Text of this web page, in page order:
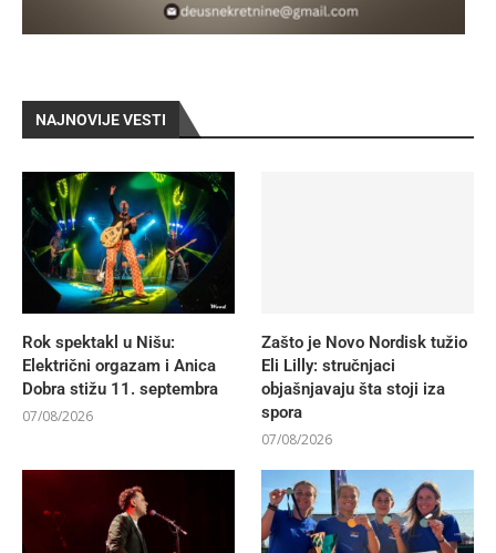
NAJNOVIJE VESTI
Rok spektakl u Nišu:
Električni orgazam i Anica
Dobra stižu 11. septembra
07/08/2026
Zašto je Novo Nordisk tužio
Eli Lilly: stručnjaci
objašnjavaju šta stoji iza
spora
07/08/2026